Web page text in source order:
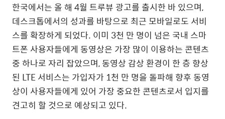
한국에서는 올 해 4월 트루뷰 광고를 출시한 바 있으며,
데스크톱에서의 성과를 바탕으로 최근 모바일로도 서비
스를 확장하게 되었다. 이미 3천 만 명이 넘은 국내 스마
트폰 사용자들에게 동영상은 가장 많이 이용하는 콘텐츠
중 하나로 자리 잡았으며, 동영상 감상 환경이 한 층 향상
된 LTE 서비스는 가입자가 1천 만 명을 돌파해 향후 동영
상이 사용자들에게 있어 가장 중요한 콘텐츠로서 입지를
견고히 할 것으로 예상되고 있다.